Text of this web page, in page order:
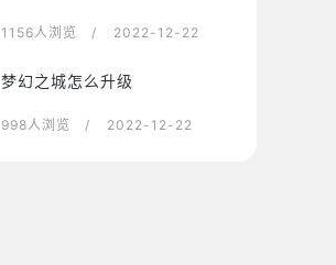
1156人浏览 / 2022-12-22
梦幻之城怎么升级
998人浏览 / 2022-12-22